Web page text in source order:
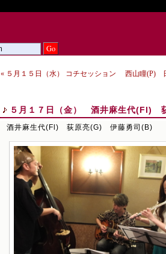
« ５月１５日（水） コチセッション 西山瞳(P)
５月１７日（金） 酒井麻生代(Fl)
酒井麻生代(Fl) 荻原亮(G) 伊藤勇司(B)